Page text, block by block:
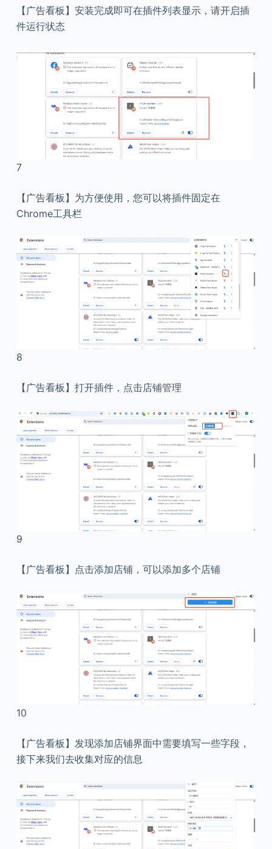
【广告看板】安装完成即可在插件列表显示，请开启插
件运行状态
7
【广告看板】为方便使用，您可以将插件固定在
Chrome工具栏
8
【广告看板】打开插件，点击店铺管理
9
【广告看板】点击添加店铺，可以添加多个店铺
10
【广告看板】发现添加店铺界面中需要填写一些字段，
接下来我们去收集对应的信息